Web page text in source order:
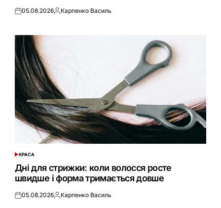
Оприлюднено
05.08.2026Опубліковано
Карпенко Василь
ОПУБЛІКУВАТИ
КРАСА
Дні для стрижки: коли волосся росте
швидше і форма тримається довше
Оприлюднено
05.08.2026Опубліковано
Карпенко Василь